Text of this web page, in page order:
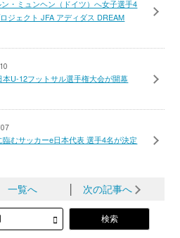
・ミュンヘン（ドイツ）へ女子選手4
ジェクト JFA アディダス DREAM
U-12フットサル選手権大会が開幕
むサッカーe日本代表 選手4名が決定
一覧へ 次の記事へ